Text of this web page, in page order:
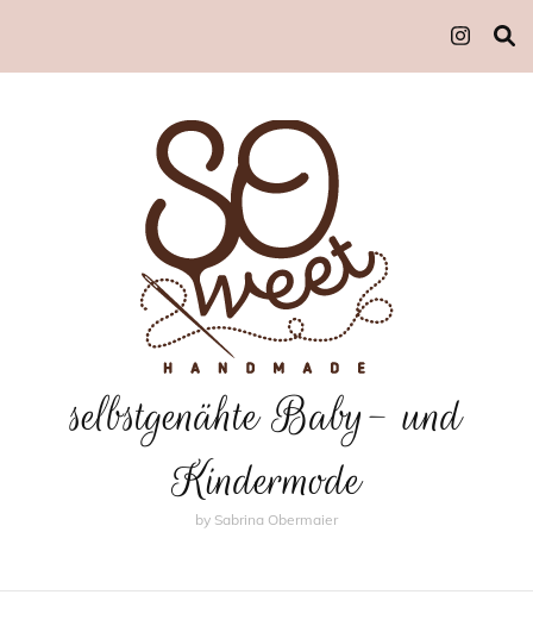
selbstgenähte Baby- und
Kindermode
by Sabrina Obermaier